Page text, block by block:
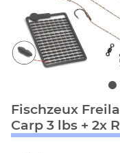
Fischzeux
Carp 3 lbs + 2x